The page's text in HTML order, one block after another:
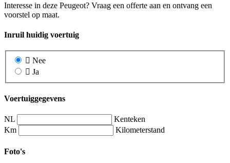
Interesse in deze Peugeot? Vraag een offerte aan en ontvang een
voorstel op maat.
Inruil huidig voertuig
Nee
Ja
Voertuiggegevens
NL
Kenteken
Km
Kilometerstand
Foto's